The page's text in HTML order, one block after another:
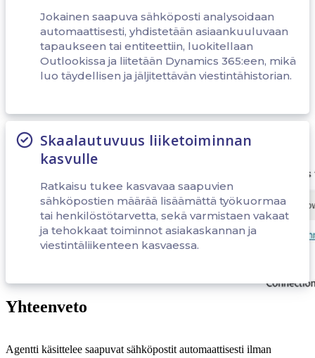
Jokainen saapuva sähköposti analysoidaan
automaattisesti, yhdistetään asiaankuuluvaan
tapaukseen tai entiteettiin, luokitellaan
Outlookissa ja liitetään Dynamics 365:een, mikä
luo täydellisen ja jäljitettävän viestintähistorian.
Skaalautuvuus liiketoiminnan
kasvulle
Ratkaisu tukee kasvavaa saapuvien
sähköpostien määrää lisäämättä työkuormaa
tai henkilöstötarvetta, sekä varmistaen vakaat
ja tehokkaat toiminnot asiakaskannan ja
viestintäliikenteen kasvaessa.
Yhteenveto
Agentti käsittelee saapuvat sähköpostit automaattisesti ilman